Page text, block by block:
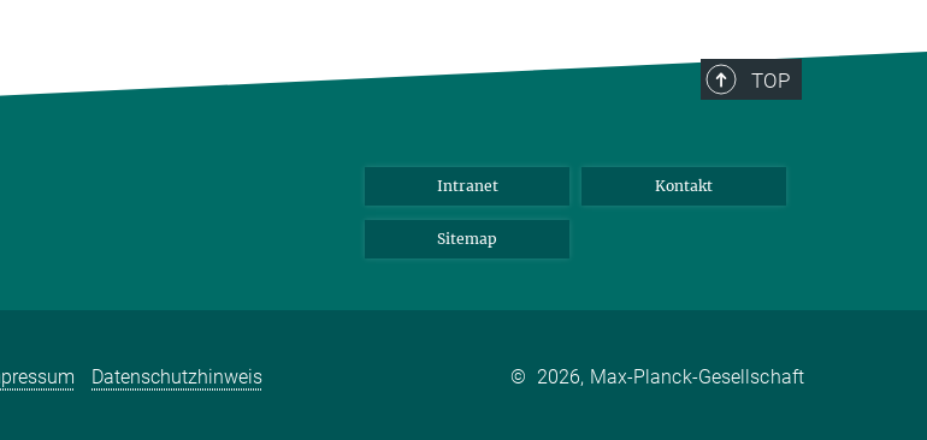
TOP
Intranet Kontakt
Sitemap
Datenschutzhinweis © 2026, Max-Planck-Gesellschaft